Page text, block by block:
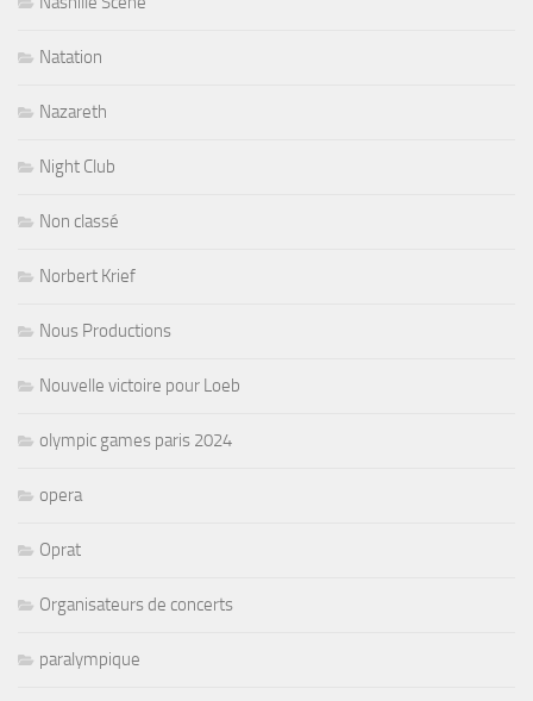
Natation
Nazareth
Night Club
Non classé
Norbert Krief
Nous Productions
Nouvelle victoire pour Loeb
olympic games paris 2024
opera
Oprat
Organisateurs de concerts
paralympique